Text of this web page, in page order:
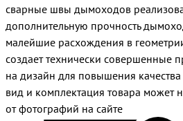
сварные швы дымоходов
дополнительную прочность
малейшие расхождения в
создает технически совершенные
на дизайн для повышения
вид и комплектация товара может
от фотографий на сайте